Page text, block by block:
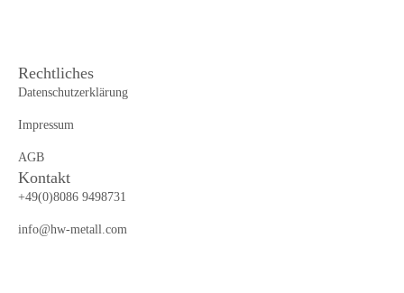
Rechtliches
Datenschutzerklärung
Impressum
AGB
Kontakt
+49(0)8086 9498731
info@hw-metall.com